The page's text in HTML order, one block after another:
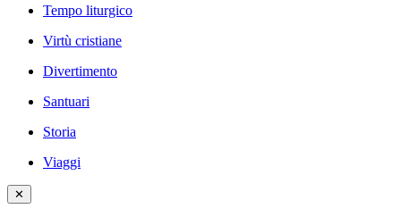
Tempo liturgico
Virtù cristiane
Divertimento
Santuari
Storia
Viaggi
✕